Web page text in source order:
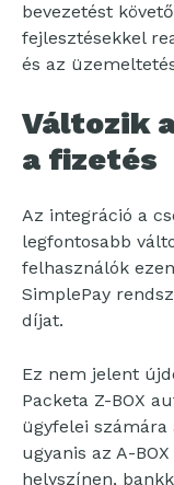
bevezetést
fejlesztésekkel
és az
Változik
a fizetés
Az integráció a
legfontosabb
felhasználók
SimplePay
díjat.
Ez nem jelent
Packeta Z-BOX
ügyfelei számára
ugyanis az A-
helyszínen,